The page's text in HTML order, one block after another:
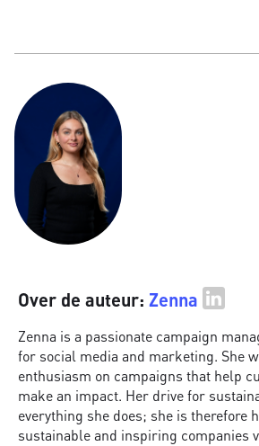
Over de auteur: Zenna
Zenna is a passionate campaign
for social media and marketing. She
enthusiasm on campaigns that help
make an impact. Her drive for
everything she does; she is therefore
sustainable and inspiring companies